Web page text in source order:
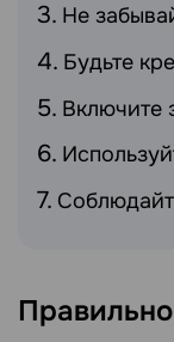
Не
Будьте
Включите